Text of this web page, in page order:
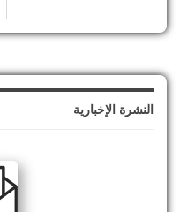
النشرة الإخبارية